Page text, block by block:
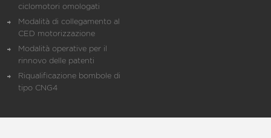
ciclomotori omologati
Modalità di collegamento al
CED motorizzazione
Modalità operative per il
rinnovo delle patenti
Riqualificazione bombole di
tipo CNG4